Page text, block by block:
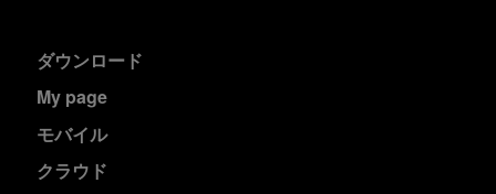
ダウンロード
My page
モバイル
クラウド